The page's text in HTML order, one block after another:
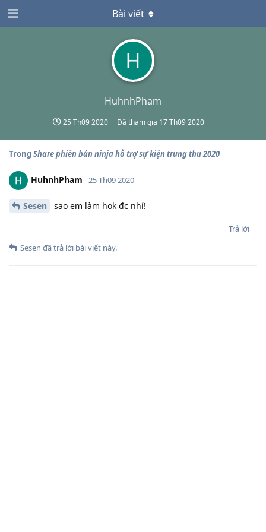
HuhnhPham
25 Th09 2020 Đã tham gia 17 Th09 2020
Bài viết
TrongShare phiên bản ninja hỗ trợ sự kiện trung thu 2020
HuhnhPham 25 Th09 2020
Sesen sao em làm hok đc nhỉ!
Trả lời
Sesen đã trả lời bài viết này.